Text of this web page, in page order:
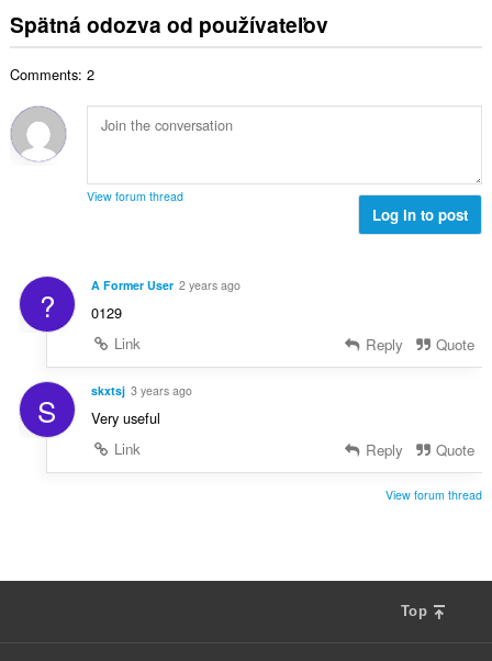
:o
t
í
:
h
o
o
n
í
p
o
t
h
n
n
l
k
ý
p
e
d
e
n
Spätná odozva od používateľov
Comments: 2
View forum thread
Log in to post
? A Former User 2 years ago
0129
Link
Reply Quote
S skxtsj 3 years ago
Very useful
Link
Reply Quote
View forum thread
Top